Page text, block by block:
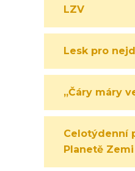
LZV
Lesk pro
„Čáry máry
Celotýdenní
Planetě Zemi